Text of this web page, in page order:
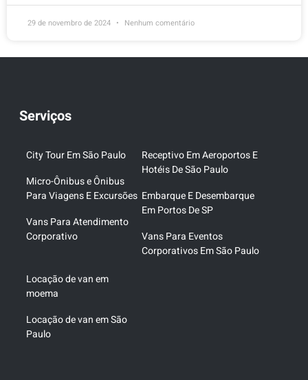
29 de novembro de 2024 Nenhum comentário
Serviços
City Tour Em São Paulo
Micro-Ônibus e Ônibus
Para Viagens E Excursões
Vans Para Atendimento
Corporativo
Receptivo Em Aeroportos E
Hotéis De São Paulo
Embarque E Desembarque
Em Portos De SP
Vans Para Eventos
Corporativos Em São Paulo
Locação de van em
moema
Locação de van em São
Paulo